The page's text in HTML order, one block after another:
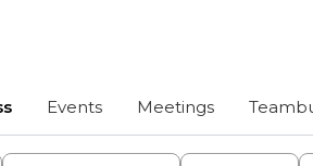
Events Meetings